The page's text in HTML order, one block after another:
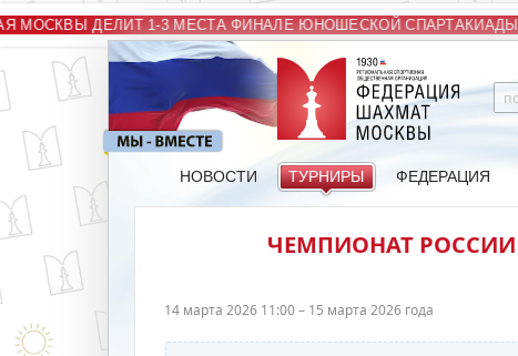
МОСКВЫ ДЕЛИТ 1-3 МЕСТА ФИНАЛЕ ЮНОШЕСКОЙ СПАРТАКИАДЫ
НОВОСТИ ТУРНИРЫ ФЕДЕРАЦИЯ
ЧЕМПИОНАТ
14 марта 2026 11:00 – 15 марта 2026 года